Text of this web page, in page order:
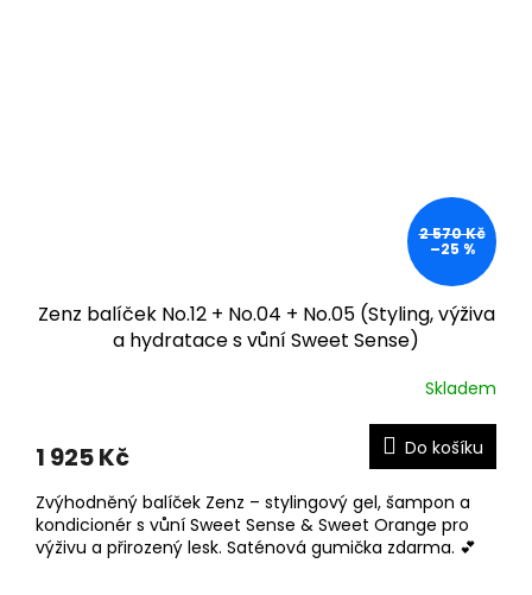
2 570 Kč
–25 %
Zenz balíček No.12 + No.04 + No.05 (Styling, výživa
a hydratace s vůní Sweet Sense)
Skladem
1 925 Kč Do košíku
Zvýhodněný balíček Zenz – stylingový gel, šampon a
kondicionér s vůní Sweet Sense & Sweet Orange pro
výživu a přirozený lesk. Saténová gumička zdarma. 💕